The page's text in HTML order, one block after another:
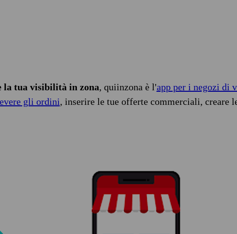
la tua visibilità in zona, quiinzona è l'app per i negozi di
gli ordini, inserire le tue offerte commerciali, creare